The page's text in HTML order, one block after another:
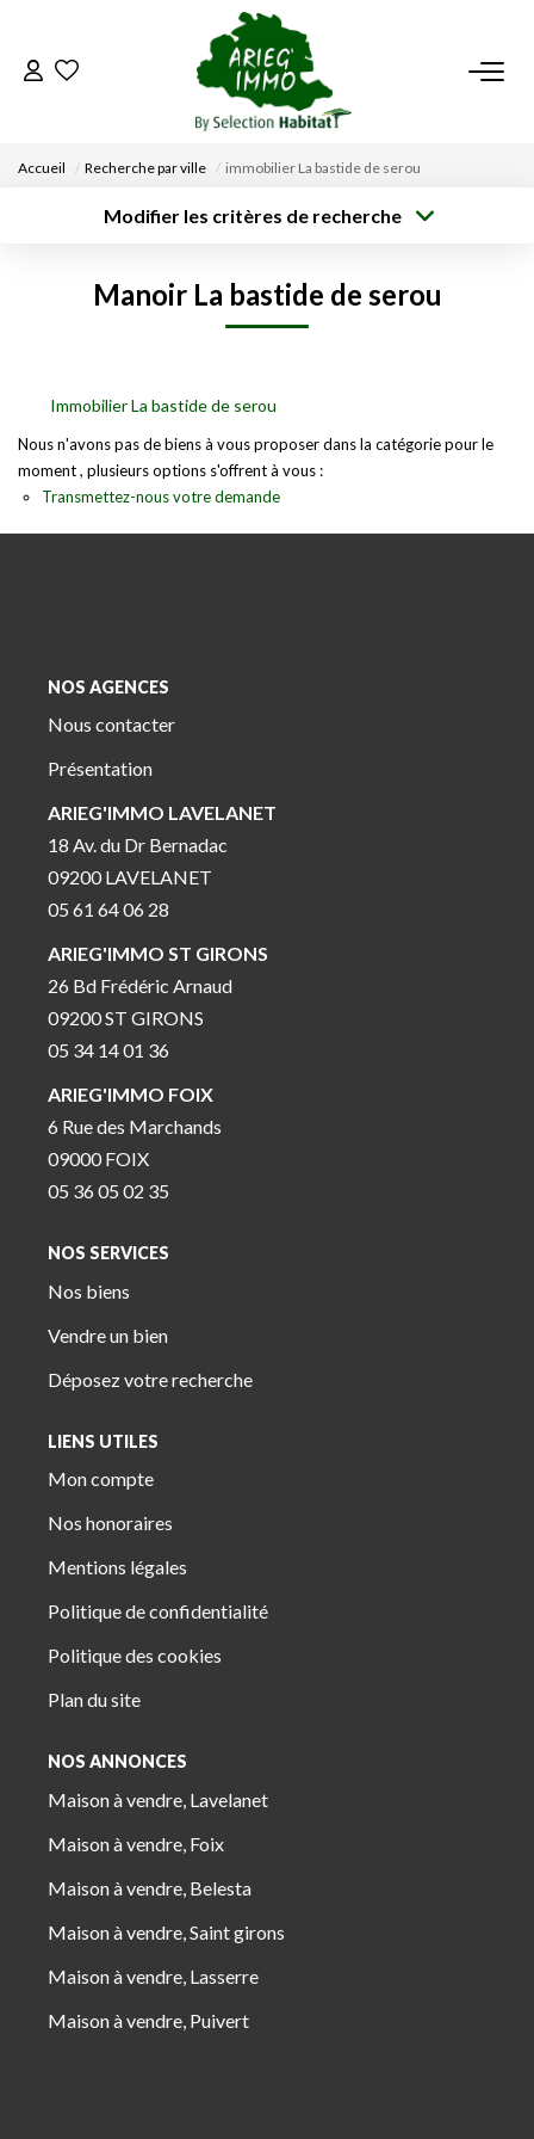
ACCUEIL
DÉPOSEZ VOTRE RECHERCHE
NOUS REJOINDRE
CONTACT
EN
Accueil Recherche par ville immobilier La bastide de serou
Modifier les critères de recherche
Type de bienManoir La bastide de serou
Immobilier La bastide de serou
Nous n'avons pas de biens à vous proposer dans la catégorie pour le
moment , plusieurs options s'offrent à vous :
Transmettez-nous votre demande
NOS AGENCES
Nous contacter
Présentation
ARIEG'IMMO LAVELANET
18 Av. du Dr Bernadac
09200 LAVELANET
05 61 64 06 28
ARIEG'IMMO ST GIRONS
26 Bd Frédéric Arnaud
09200 ST GIRONS
05 34 14 01 36
ARIEG'IMMO FOIX
6 Rue des Marchands
09000 FOIX
05 36 05 02 35
NOS SERVICES
Nos biens
Vendre un bien
Déposez votre recherche
LIENS UTILES
Mon compte
Nos honoraires
Mentions légales
Politique de confidentialité
Politique des cookies
Plan du site
NOS ANNONCES
Maison à vendre, Lavelanet
Maison à vendre, Foix
Maison à vendre, Belesta
Maison à vendre, Saint girons
Maison à vendre, Lasserre
Maison à vendre, Puivert